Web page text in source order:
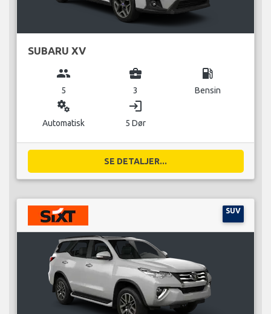
SUBARU XV
group
5
business_center
3
local_gas_station
Bensin
miscellaneous_services
Automatisk
login
5 Dør
SE DETALJER...
SUV